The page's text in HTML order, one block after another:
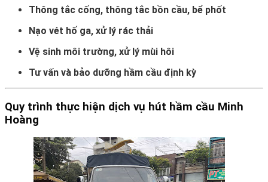
Thông tắc cống, thông tắc bồn cầu, bể phốt
Nạo vét hố ga, xử lý rác thải
Vệ sinh môi trường, xử lý mùi hôi
Tư vấn và bảo dưỡng hầm cầu định kỳ
Quy trình thực hiện dịch vụ hút hầm cầu Minh
Hoàng